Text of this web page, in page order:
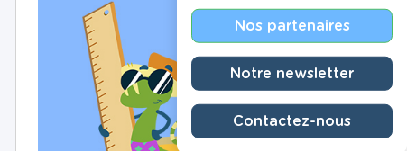
Nos partenaires
Notre newsletter
Contactez-nous